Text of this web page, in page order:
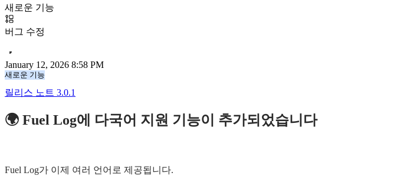
새로운 기능
버그 수정
January 12, 2026 8:58 PM
새로운 기능
릴리스 노트 3.0.1
🌍 Fuel Log에 다국어 지원 기능이 추가되었습니다
Fuel Log가 이제 여러 언어로 제공됩니다.